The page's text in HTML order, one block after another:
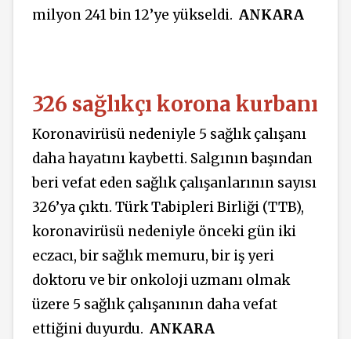
milyon 241 bin 12’ye yükseldi. ANKARA
326 sağlıkçı korona kurbanı
Koronavirüsü nedeniyle 5 sağlık çalışanı
daha hayatını kaybetti. Salgının başından
beri vefat eden sağlık çalışanlarının sayısı
326’ya çıktı. Türk Tabipleri Birliği (TTB),
koronavirüsü nedeniyle önceki gün iki
eczacı, bir sağlık memuru, bir iş yeri
doktoru ve bir onkoloji uzmanı olmak
üzere 5 sağlık çalışanının daha vefat
ettiğini duyurdu. ANKARA